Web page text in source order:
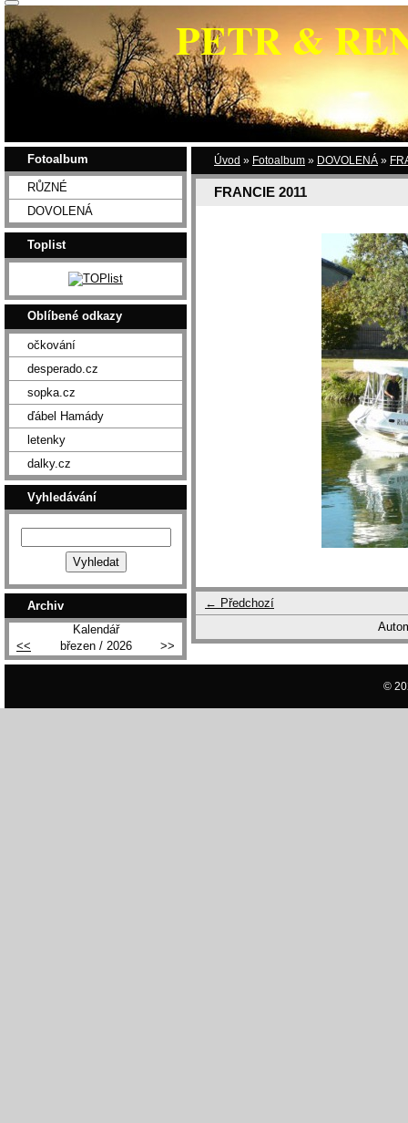
PETR &
Úvod » Fotoalbum » DOVOLENÁ »
FRANCIE 2011
← Předchozí
Fotoalbum
RŮZNÉ
DOVOLENÁ
Toplist
Oblíbené odkazy
očkování
desperado.cz
sopka.cz
ďábel Hamády
letenky
dalky.cz
Vyhledávání
Archiv
Kalendář
<<
březen / 2026 >>
©